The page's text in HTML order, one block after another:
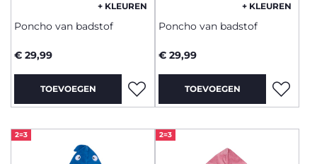
+ KLEUREN
Poncho van badstof
€ 29,99
TOEVOEGEN
+ KLEUREN
Poncho van badstof
€ 29,99
TOEVOEGEN
2=3 2=3